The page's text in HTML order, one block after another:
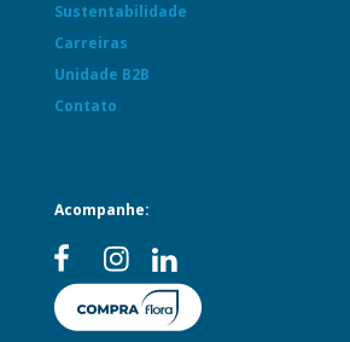
Sustentabilidade
Carreiras
Unidade B2B
Contato
Acompanhe: